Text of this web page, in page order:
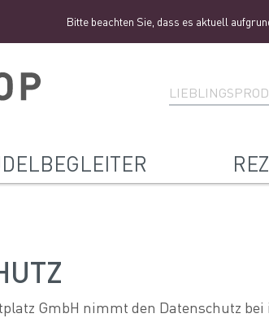
Bitte beachten Sie, dass es aktuell aufgrund
GmbH nimmt den Datenschutz